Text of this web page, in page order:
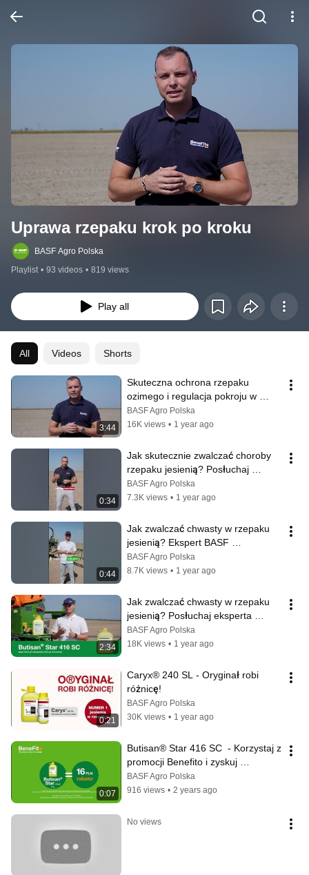
Uprawa rzepaku krok po kroku
BASF Agro Polska
Playlist • 93 videos • 819 views
Play all
All Videos Shorts
3:44
Skuteczna ochrona rzepaku
ozimego i regulacja pokroju w
jednym. Posłuchaj eksperta BASF!
BASF Agro Polska
16K views • 1 year ago
0:34
Jak skutecznie zwalczać choroby
rzepaku jesienią? Posłuchaj
eksperta!
BASF Agro Polska
7.3K views • 1 year ago
0:44
Jak zwalczać chwasty w rzepaku
jesienią? Ekspert BASF
rekomenduje!
BASF Agro Polska
8.7K views • 1 year ago
2:34
Jak zwalczać chwasty w rzepaku
jesienią? Posłuchaj eksperta
BASF!
BASF Agro Polska
18K views • 1 year ago
0:21
Caryx® 240 SL - Oryginał robi
różnicę!
BASF Agro Polska
30K views • 1 year ago
0:07
Butisan® Star 416 SC  - Korzystaj z
promocji Benefito i zyskuj
korzystne rabaty!
BASF Agro Polska
916 views • 2 years ago
No views